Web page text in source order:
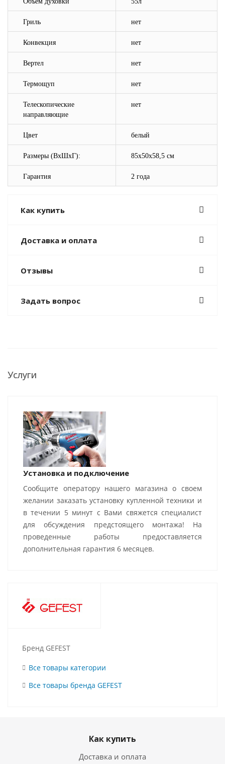
Гриль нет
Конвекция нет
Вертел нет
Термощуп нет
Телескопические
направляющие
нет
Цвет белый
Размеры (ВхШхГ): 85x50x58,5 см
Гарантия 2 года
Как купить
Доставка и оплата
Отзывы
Задать вопрос
Услуги
Установка и подключение
Сообщите оператору нашего магазина о своем
желании заказать установку купленной техники и
в течении 5 минут с Вами свяжется специалист
для обсуждения предстоящего монтажа! На
проведенные работы предоставляется
дополнительная гарантия 6 месяцев.
Бренд GEFEST
Все товары категории
Все товары бренда GEFEST
Как купить
Доставка и оплата